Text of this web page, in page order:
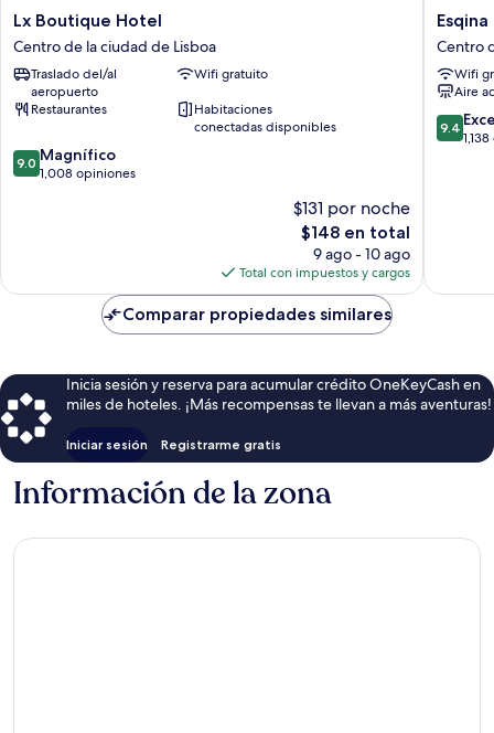
Lx
Boutique
Hotel
Centro
la
de
Lisboa
Lx Boutique Hotel
Centro de la ciudad de Lisboa
Traslado del/al
aeropuerto
Wifi gratuito
Restaurantes
Habitaciones
conectadas disponibles
9.0
de
9.0 Magnífico
1,008 opiniones
$131 por noche
El
precio
actual
es
de
$148
$148 en total
9 ago - 10 ago
Total con impuestos y cargos
Esqina
Lodge
Centro
de
la
ciudad
Centro
Wifi
Aire
9.4
de
9.4
Comparar propiedades similares
Inicia sesión y reserva para acumular crédito OneKeyCash en
miles de hoteles. ¡Más recompensas te llevan a más aventuras!
Iniciar sesión Registrarme gratis
Información de la zona